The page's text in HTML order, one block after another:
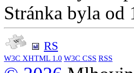
Stránka byla od
RS
W3C XHTML 1.0 W3C CSS RSS